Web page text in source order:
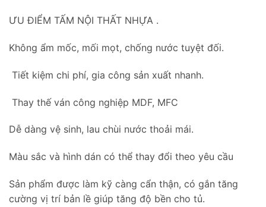
ƯU ĐIỂM TẤM NỘI THẤT NHỰA .
Không ẩm mốc, mối mọt, chống nước tuyệt đối.
Tiết kiệm chi phí, gia công sản xuất nhanh.
Thay thế ván công nghiệp MDF, MFC
Dễ dàng vệ sinh, lau chùi nước thoải mái.
Màu sắc và hình dán có thể thay đổi theo yêu cầu
Sản phẩm được làm kỹ càng cẩn thận, có gắn tăng
cường vị trí bản lề giúp tăng độ bền cho tủ.